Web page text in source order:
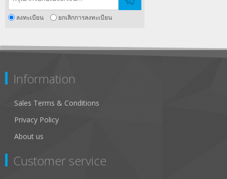
ลงทะเบียน ยกเลิกการลงทะเบียน
Information
Sales Terms & Conditions
Privacy Policy
About us
Customer service